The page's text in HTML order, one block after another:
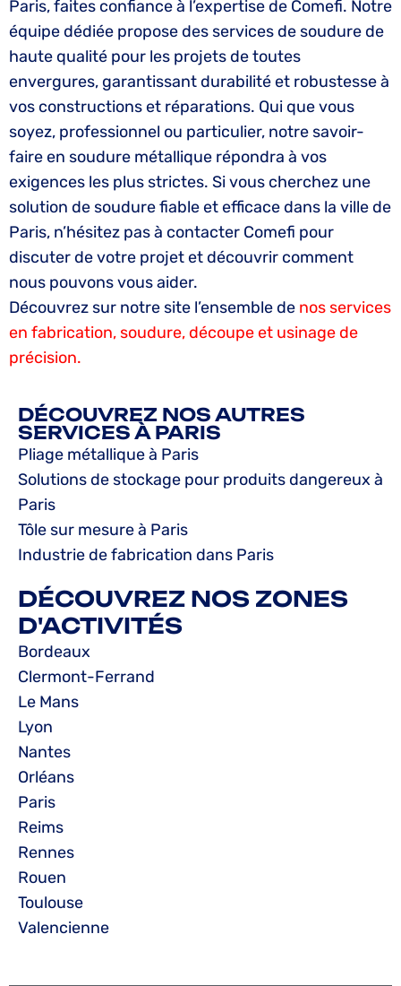
Paris, faites confiance à l’expertise de Comefi. Notre
équipe dédiée propose des services de soudure de
haute qualité pour les projets de toutes
envergures, garantissant durabilité et robustesse à
vos constructions et réparations. Qui que vous
soyez, professionnel ou particulier, notre savoir-
faire en soudure métallique répondra à vos
exigences les plus strictes. Si vous cherchez une
solution de soudure fiable et efficace dans la ville de
Paris, n’hésitez pas à contacter Comefi pour
discuter de votre projet et découvrir comment
nous pouvons vous aider.
Découvrez sur notre site l’ensemble de nos services
en fabrication, soudure, découpe et usinage de
précision.
DÉCOUVREZ NOS AUTRES
SERVICES À PARIS
Pliage métallique à Paris
Solutions de stockage pour produits dangereux à
Paris
Tôle sur mesure à Paris
Industrie de fabrication dans Paris
DÉCOUVREZ NOS ZONES
D'ACTIVITÉS
Bordeaux
Clermont-Ferrand
Le Mans
Lyon
Nantes
Orléans
Paris
Reims
Rennes
Rouen
Toulouse
Valencienne